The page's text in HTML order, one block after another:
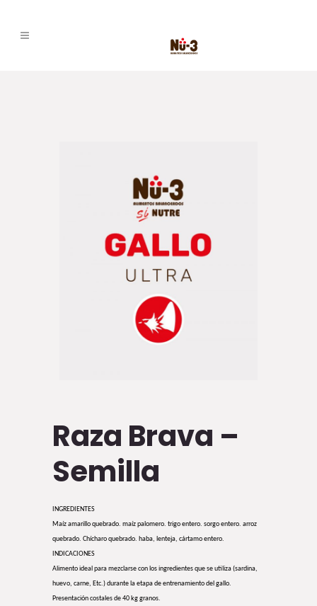
Raza Brava –
Semilla
INGREDIENTES
Maíz amarillo quebrado. maíz palomero. trigo entero. sorgo entero. arroz
quebrado. Chícharo quebrado. haba, lenteja, cártamo entero.
INDICACIONES
Alimento ideal para mezclarse con los ingredientes que se utiliza (sardina,
huevo, carne, Etc.) durante la etapa de entrenamiento del gallo.
Presentación costales de 40 kg granos.